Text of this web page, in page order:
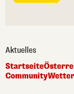
Aktuelles
Startseite
CommunityWetter